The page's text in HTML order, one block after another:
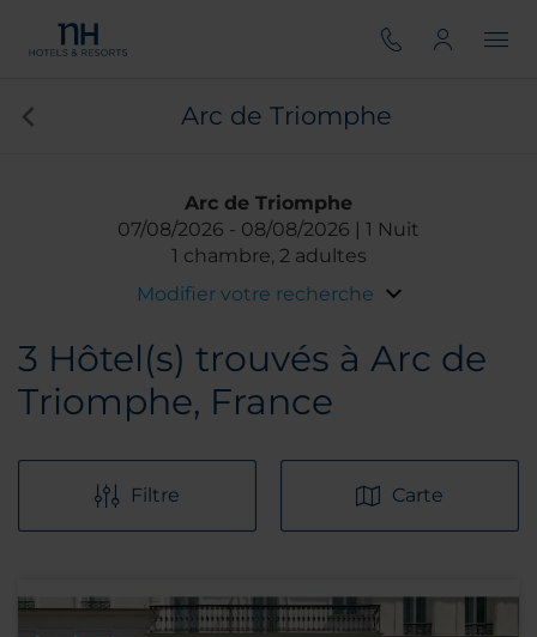
Arc de Triomphe
Arc de Triomphe
07/08/2026
08/08/2026
1 Nuit
1 chambre, 2 adultes
Modifier votre recherche
3 Hôtel(s) trouvés à Arc de
Triomphe, France
Filtre Carte